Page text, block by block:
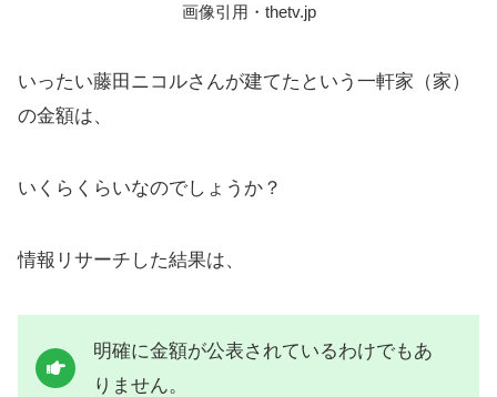
画像引用・thetv.jp
いったい藤田ニコルさんが建てたという一軒家（家）
の金額は、
いくらくらいなのでしょうか？
情報リサーチした結果は、
明確に金額が公表されているわけでもあ
りません。